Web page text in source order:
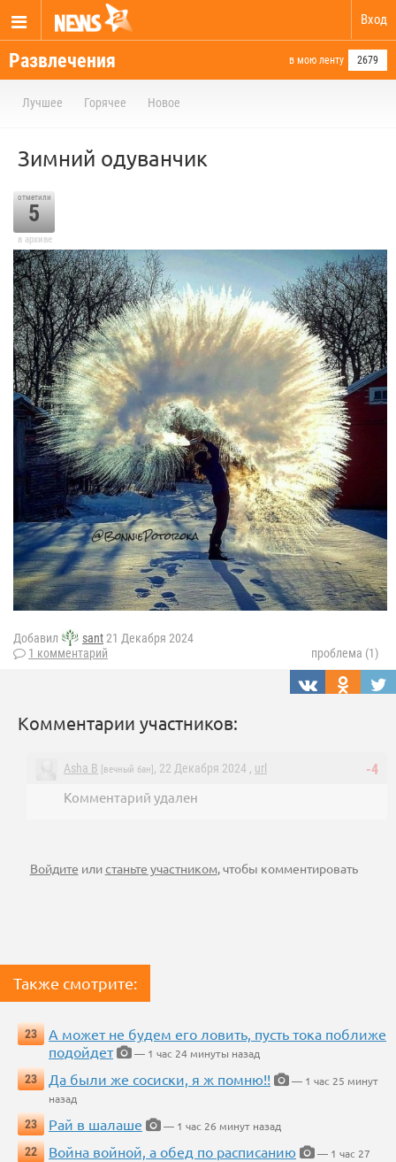
Вход
Развлечения в мою ленту 2679
Лучшее Горячее Новое
Зимний одуванчик
отметили
5
в архиве
Добавил sant21 Декабря 2024
1 комментарий
проблема (1)
Комментарии участников:
-4
Asha B [вечный бан] , 22 Декабря 2024 , url
Комментарий удален
Войдите илистаньте участником, чтобы комментировать
Также смотрите:
23
А может не будем его ловить, пусть тока поближе
подойдет
— 1 час 24 минуты назад
23
Да были же сосиски, я ж помню!!
— 1 час 25 минут
назад
23
Рай в шалаше
— 1 час 26 минут назад
22
Война войной, а обед по расписанию
— 1 час 27